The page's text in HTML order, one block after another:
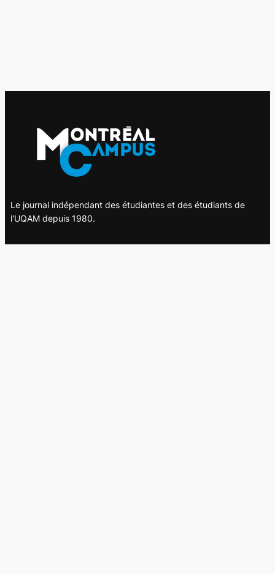
Le journal indépendant des étudiantes et des étudiants de
l'UQAM depuis 1980.